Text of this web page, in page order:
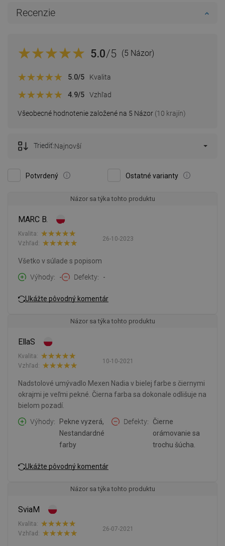
Recenzie
5.0/5 (5 Názor)
Všeobecné hodnotenie založené na 5 Názor (10 krajín)
5.0/5 Kvalita
4.9/5 Vzhľad
Potvrdený Ostatné varianty
Triediť:Najnovší
Názor sa týka tohto produktu
MARC B.
26-10-2023
Kvalita:
Vzhľad:
Všetko v súlade s popisom
Výhody
- Defekty -
Ukážte pôvodný komentár
Názor sa týka tohto produktu
EllaS
10-10-2021
Kvalita:
Vzhľad:
Nadstolové umývadlo Mexen Nadia v bielej farbe s čiernymi
okrajmi je veľmi pekné. Čierna farba sa dokonale odlišuje na
bielom pozadí.
Výhody
Pekne vyzerá,
Nestandardné
farby
Defekty
Čierne
orámovanie sa
trochu šúcha.
Ukážte pôvodný komentár
Názor sa týka tohto produktu
SviaM
26-07-2021
Kvalita:
Vzhľad: